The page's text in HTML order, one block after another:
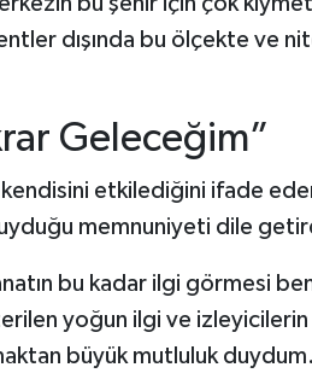
dışında bu ölçekte ve
Geleceğim”
kendisini etkilediğini ifade
memnuniyeti dile
bu kadar ilgi görmesi
yoğun ilgi ve izleyicilerin
büyük mutluluk duydum.